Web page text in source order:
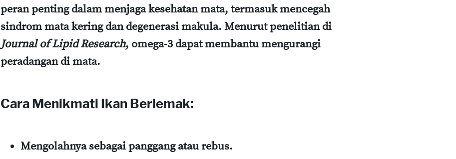
peran penting dalam menjaga kesehatan mata, termasuk mencegah
sindrom mata kering dan degenerasi makula. Menurut penelitian di
Journal of Lipid Research, omega-3 dapat membantu mengurangi
peradangan di mata.
Cara Menikmati Ikan Berlemak:
Mengolahnya sebagai panggang atau rebus.